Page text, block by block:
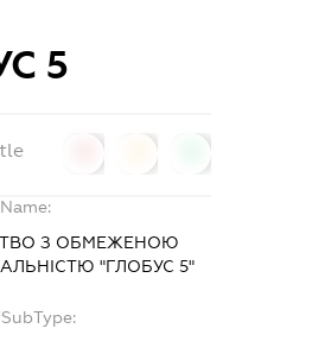
5
З ОБМЕЖЕНОЮ
"ГЛОБУС 5"